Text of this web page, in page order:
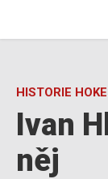
HISTORIE
Ivan
něj